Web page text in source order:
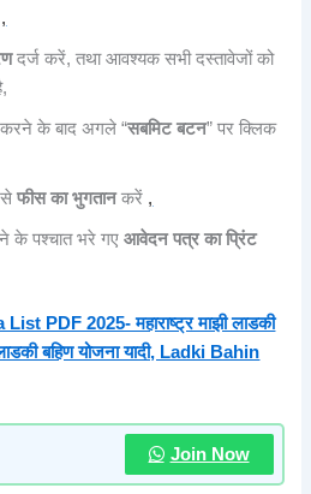
,
दर्ज करें, तथा आवश्यक सभी दस्तावेजों को
करने के बाद अगले “सबमिट बटन” पर क्लिक
सेफीस का भुगतानकरें ,
के पश्चात भरे गएआवेदन पत्र का प्रिंट
PDF 2025- महाराष्ट्र माझी लाडकी
बहिण योजना यादी, Ladki Bahin
Join Now